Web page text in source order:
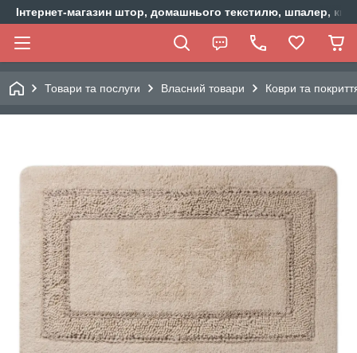
Інтернет-магазин штор, домашнього текстилю, шпалер,
Товари та послуги Власний товари Коври та